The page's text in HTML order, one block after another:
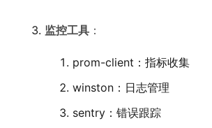
监控工具 ：
prom-client：指标收集
winston：日志管理
sentry：错误跟踪